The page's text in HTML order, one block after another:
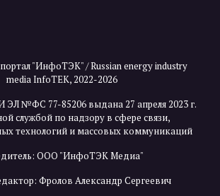
"ИнфоТЭК" / Russian energy industry
media InfoTEK, 2022-2026
ЭЛ №ФС 77-85206 выдана 27 апреля 2023 г.
службой по надзору в сфере связи,
технологий и массовых коммуникаций
ООО "ИнфоТЭК Медиа"
Фролов Александр Сергеевич